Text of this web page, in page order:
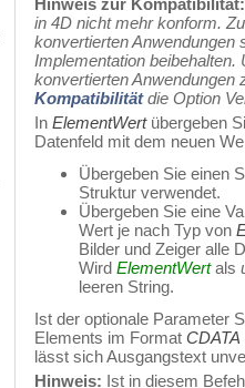
Hinweis zur Kompatibilität:
in 4D nicht mehr konform.
konvertierten Anwendungen
Implementation beibehalten.
konvertierten
Kompatibilitätdie Option
In ElementWertübergeben
Datenfeld mit dem neuen
Übergeben Sie einen
Struktur verwendet.
Übergeben Sie eine
Wert je nach Typ von
Bilder und Zeiger alle
Wird ElementWertals
leeren String.
Ist der optionale Parameter
Elements im Format CDATA
lässt sich Ausgangstext
Hinweis: Ist in diesem